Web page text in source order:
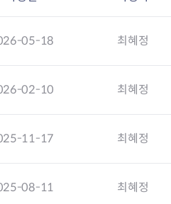
05-18 최혜정
02-10 최혜정
11-17 최혜정
08-11 최혜정